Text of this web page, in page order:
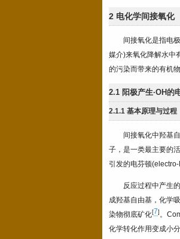
2 电化学间接氧化
间接氧化是指电
媒介)来氧化降解水中
的污染而带来的有机
2.1 阳极产生·OH的
2.1.1 基本原理与过程
间接氧化中羟基
子，是一类最主要的
引发的电芬顿
反应过程中产生
成羟基自由基，化学
染物彻底矿化[7]。
化学转化作用变成小分